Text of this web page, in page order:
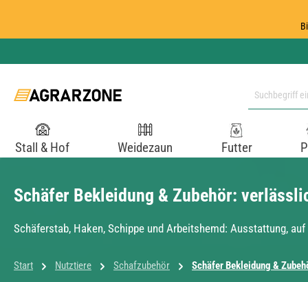
Stall & Hof Weidezaun Futter
Schäfer Bekleidung & Zubehör:
Schäferstab, Haken, Schippe und Arbeitshemd: Ausstattung,
Start Nutztiere Schafzubehör Schäfer Bekleidung &